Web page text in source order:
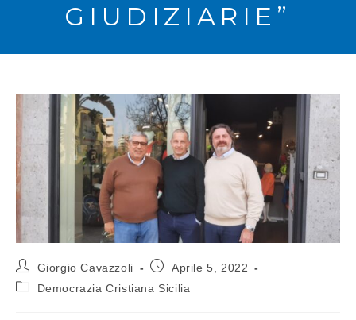
GIUDIZIARIE”
Giorgio Cavazzoli
Aprile 5, 2022
Democrazia Cristiana Sicilia